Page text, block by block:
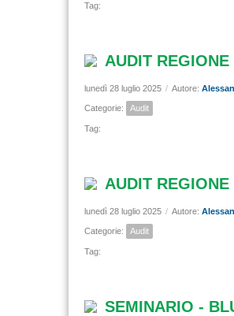
Tag:
AUDIT
lunedì 28 luglio 2025 / Autore:
Categorie: Audit
Tag:
AUDIT
lunedì 28 luglio 2025 / Autore:
Categorie: Audit
Tag:
SEMINARIO -